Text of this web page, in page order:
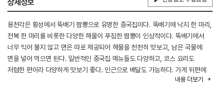
상세정보
용천각은 횡성에서 뚝배기 짬뽕으로 유명한 중국집이다. 뚝배기에 낙지 한 마리,
전복 한 마리를 비롯한 다양한 해물이 푸짐한 짬뽕이 인상적이다. 뚝배기에서
너무 익어 불지 않고 면은 따로 제공되어 해물을 천천히 맛보고, 남은 국물에
면을 넣어 먹으면 된다. 일반적인 중국집 메뉴들도 다양하고, 코스 요리도
저렴한 편이라 다양하게 맛보기 좋다. 인근으로 배달도 가능하다. 가게 뒤편에
내용 더보기